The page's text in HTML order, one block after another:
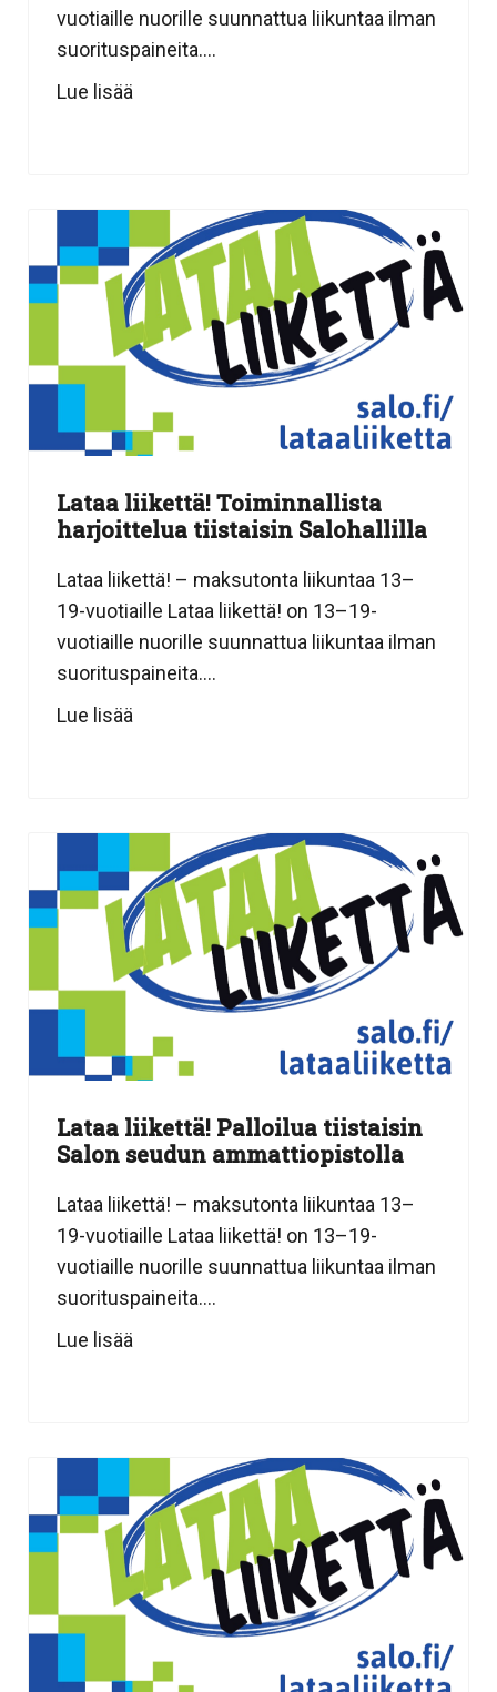
vuotiaille nuorille suunnattua liikuntaa ilman
suorituspaineita....
Lue lisää
Lataa liikettä! Toiminnallista
harjoittelua tiistaisin Salohallilla
Lataa liikettä! – maksutonta liikuntaa 13–
19-vuotiaille Lataa liikettä! on 13–19-
vuotiaille nuorille suunnattua liikuntaa ilman
suorituspaineita....
Lue lisää
Lataa liikettä! Palloilua tiistaisin
Salon seudun ammattiopistolla
Lataa liikettä! – maksutonta liikuntaa 13–
19-vuotiaille Lataa liikettä! on 13–19-
vuotiaille nuorille suunnattua liikuntaa ilman
suorituspaineita....
Lue lisää